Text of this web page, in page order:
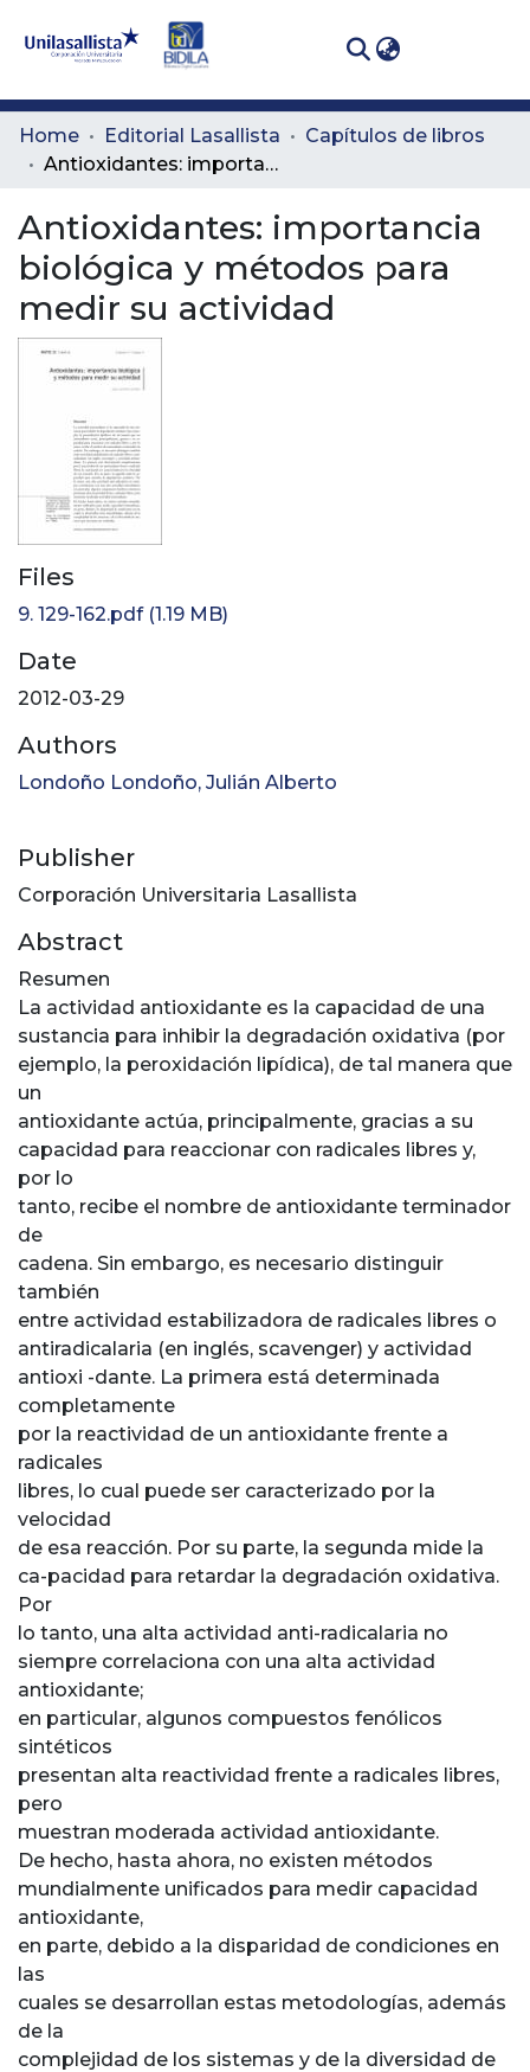
Communities
& Collections
All of DSpace
Statistics
Home Editorial Lasallista
Capítulos de libros
Antioxidantes: importancia biológica y métodos para medir su actividad
Antioxidantes: importancia
biológica y métodos para
medir su actividad
Files
9. 129-162.pdf(1.19 MB)
Date
2012-03-29
Authors
Londoño Londoño, Julián Alberto
Publisher
Corporación Universitaria Lasallista
Abstract
Resumen
La actividad antioxidante es la capacidad de una
sustancia para inhibir la degradación oxidativa (por
ejemplo, la peroxidación lipídica), de tal manera que
un
antioxidante actúa, principalmente, gracias a su
capacidad para reaccionar con radicales libres y,
por lo
tanto, recibe el nombre de antioxidante terminador
de
cadena. Sin embargo, es necesario distinguir
también
entre actividad estabilizadora de radicales libres o
antiradicalaria (en inglés, scavenger) y actividad
antioxi -dante. La primera está determinada
completamente
por la reactividad de un antioxidante frente a
radicales
libres, lo cual puede ser caracterizado por la
velocidad
de esa reacción. Por su parte, la segunda mide la
ca-pacidad para retardar la degradación oxidativa.
Por
lo tanto, una alta actividad anti-radicalaria no
siempre correlaciona con una alta actividad
antioxidante;
en particular, algunos compuestos fenólicos
sintéticos
presentan alta reactividad frente a radicales libres,
pero
muestran moderada actividad antioxidante.
De hecho, hasta ahora, no existen métodos
mundialmente unificados para medir capacidad
antioxidante,
en parte, debido a la disparidad de condiciones en
las
cuales se desarrollan estas metodologías, además
de la
complejidad de los sistemas y de la diversidad de